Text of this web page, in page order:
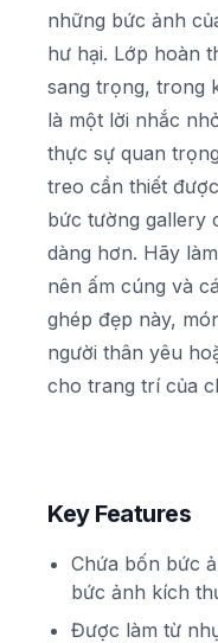
những bức ảnh
hư hại. Lớp hoàn
sang trọng, trong
là một lời nhắc
thực sự quan
treo cần thiết
bức tường gallery
dàng hơn. Hãy
nên ấm cúng và
ghép đẹp này,
người thân yêu
cho trang trí của
Key Features
Chứa bốn bức
bức ảnh kích
Được làm từ